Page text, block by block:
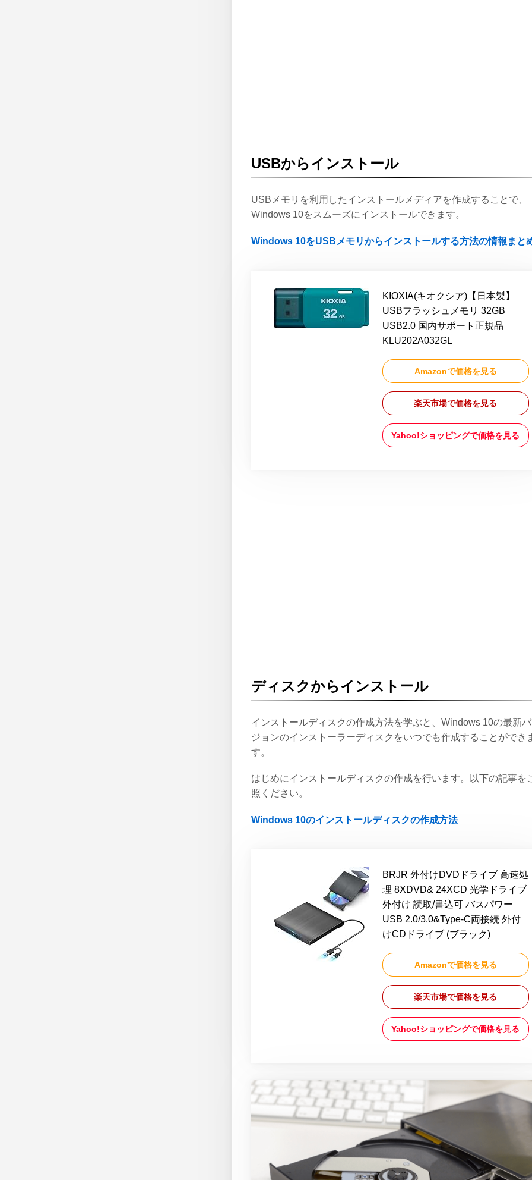
USBからインストール
USBメモリを利用したインストールメディアを作成することで、
Windows 10をスムーズにインストールできます。
Windows 10をUSBメモリからインストールする方法の情報まと
KIOXIA(キオクシア)【日本製】
USBフラッシュメモリ 32GB
USB2.0 国内サポート正規品
KLU202A032GL
Amazonで価格を見る
楽天市場で価格を見る
Yahoo!ショッピングで価格を見る
ディスクからインストール
インストールディスクの作成方法を学ぶと、Windows 10の最新
ジョンのインストーラーディスクをいつでも作成することができ
す。
はじめにインストールディスクの作成を行います。以下の記事を
照ください。
Windows 10のインストールディスクの作成方法
BRJR 外付けDVDドライブ 高速処
理 8XDVD& 24XCD 光学ドライブ
外付け 読取/書込可 バスパワー
USB 2.0/3.0&Type-C両接続 外付
けCDドライブ (ブラック)
Amazonで価格を見る
楽天市場で価格を見る
Yahoo!ショッピングで価格を見る